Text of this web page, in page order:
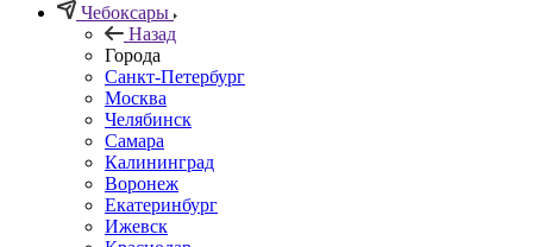
Чебоксары
Назад
Города
Санкт-Петербург
Москва
Челябинск
Самара
Калининград
Воронеж
Екатеринбург
Ижевск